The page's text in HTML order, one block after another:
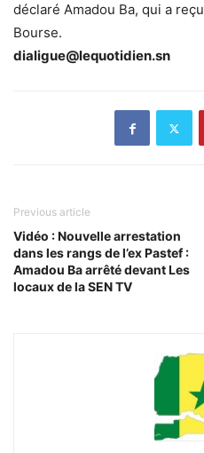
déclaré Amadou Ba, qui a
Bourse.
dialigue@lequotidien.sn
Previous article
Vidéo : Nouvelle arrestation
dans les rangs de l’ex Pastef :
Amadou Ba arrêté devant Les
locaux de la SEN TV